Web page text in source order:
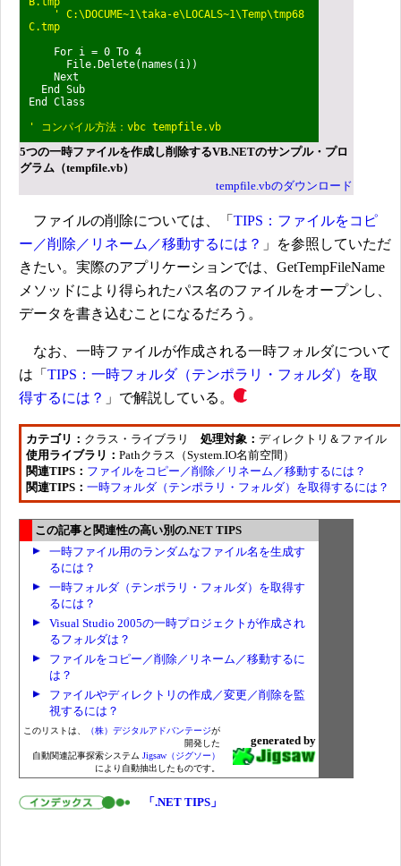
' C:\DOCUME~1\taka-e\LOCALS~1\Temp\tmp68
C.tmp
For i = 0 To 4
File.Delete(names(i))
Next
End Sub
End Class
' コンパイル方法：vbc tempfile.vb
5つの一時ファイルを作成し削除するVB.NETのサンプル・プロ
グラム（tempfile.vb）
tempfile.vbのダウンロード
ファイルの削除については、「 TIPS：ファイルをコピ
ー／削除／リネーム／移動するには？ 」を参照していただ
きたい。実際のアプリケーションでは、GetTempFileName
メソッドにより得られたパス名のファイルをオープンし、
データを書き込むことになるだろう。
なお、一時ファイルが作成される一時フォルダについて
は「 TIPS：一時フォルダ（テンポラリ・フォルダ）を取
得するには？ 」で解説している。
カテゴリ： クラス・ライブラリ 処理対象： ディレクトリ＆ファイル
使用ライブラリ： Pathクラス（System.IO名前空間）
関連TIPS： ファイルをコピー／削除／リネーム／移動するには？
関連TIPS： 一時フォルダ（テンポラリ・フォルダ）を取得するには？
この記事と関連性の高い別の.NET TIPS
一時ファイル用のランダムなファイル名を生成す
るには？
一時フォルダ（テンポラリ・フォルダ）を取得す
るには？
Visual Studio 2005の一時プロジェクトが作成され
るフォルダは？
ファイルをコピー／削除／リネーム／移動するに
は？
ファイルやディレクトリの作成／変更／削除を監
視するには？
このリストは、 （株）デジタルアドバンテージが
開発した
自動関連記事探索システム Jigsaw（ジグソー）
により自動抽出したものです。
generated by
「.NET TIPS」